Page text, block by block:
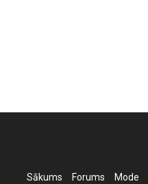
Sākums Forums Mode